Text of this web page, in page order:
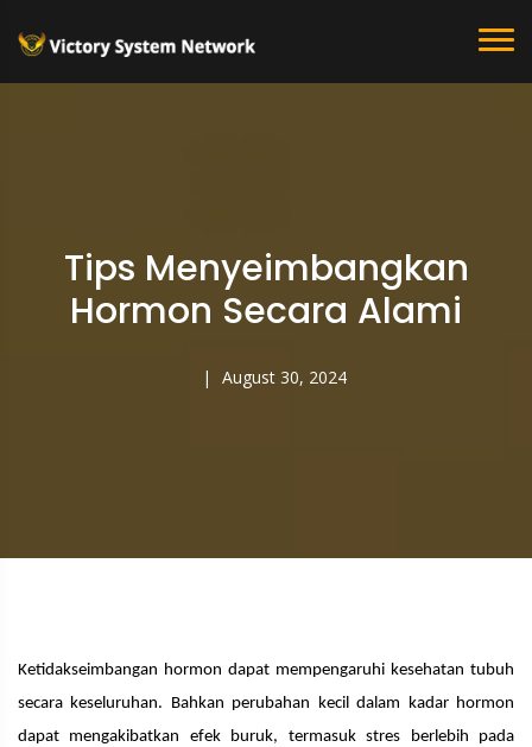
Tips Menyeimbangkan
Hormon Secara Alami
August 30, 2024
Ketidakseimbangan hormon dapat mempengaruhi kesehatan tubuh
secara keseluruhan. Bahkan perubahan kecil dalam kadar hormon
dapat mengakibatkan efek buruk, termasuk stres berlebih pada